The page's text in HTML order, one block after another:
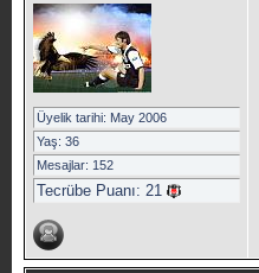
Üyelik tarihi: May 2006
Yaş: 36
Mesajlar: 152
Tecrübe Puanı: 21